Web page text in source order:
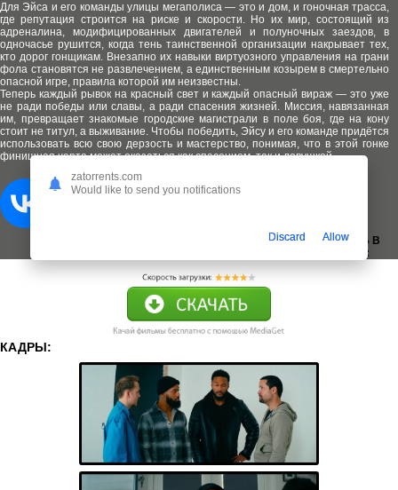
Для Эйса и его команды улицы мегаполиса — это и дом, и гоночная трасса,
где репутация строится на риске и скорости. Но их мир, состоящий из
адреналина, модифицированных двигателей и полуночных заездов, в
одночасье рушится, когда тень таинственной организации накрывает тех,
кто дорог гонщикам. Внезапно их навыки виртуозного управления на грани
фола становятся не развлечением, а единственным козырем в смертельно
опасной игре, правила которой им неизвестны.
Теперь каждый рывок на красный свет и каждый опасный вираж — это уже
не ради победы или славы, а ради спасения жизней. Миссия, навязанная
им, превращает знакомые городские магистрали в поле боя, где на кону
стоит не титул, а выживание. Чтобы победить, Эйсу и его команде придётся
использовать всю свою дерзость и мастерство, понимая, что в этой гонке
финишная черта может оказаться как спасением, так и ловушкой.
ДОБАВИТЬ В
ЗАКЛАДКИ:
КАДРЫ:
zatorrents.com
Would like to send you notifications
Discard Allow